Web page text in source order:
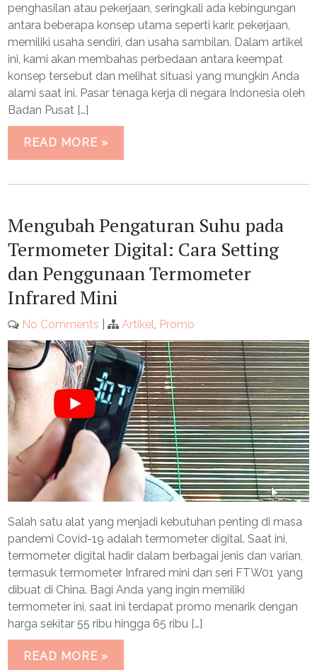
penghasilan atau pekerjaan, seringkali ada kebingungan
antara beberapa konsep utama seperti karir, pekerjaan,
memiliki usaha sendiri, dan usaha sambilan. Dalam artikel
ini, kami akan membahas perbedaan antara keempat
konsep tersebut dan melihat situasi yang mungkin Anda
alami saat ini. Pasar tenaga kerja di negara Indonesia oleh
Badan Pusat […]
READ MORE »
Mengubah Pengaturan Suhu pada
Termometer Digital: Cara Setting
dan Penggunaan Termometer
Infrared Mini
No Comments | Artikel, Promo
Salah satu alat yang menjadi kebutuhan penting di masa
pandemi Covid-19 adalah termometer digital. Saat ini,
termometer digital hadir dalam berbagai jenis dan varian,
termasuk termometer Infrared mini dan seri FTW01 yang
dibuat di China. Bagi Anda yang ingin memiliki
termometer ini, saat ini terdapat promo menarik dengan
harga sekitar 55 ribu hingga 65 ribu […]
READ MORE »